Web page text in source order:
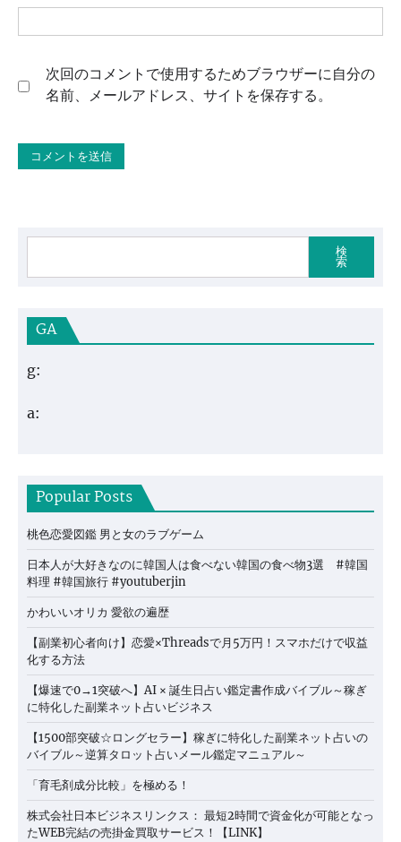
次回のコメントで使用するためブラウザーに自分の
名前、メールアドレス、サイトを保存する。
検
索
GA
g:
a:
Popular Posts
桃色恋愛図鑑 男と女のラブゲーム
日本人が大好きなのに韓国人は食べない韓国の食べ物3選 #韓国
料理 #韓国旅行 #youtuberjin
かわいいオリカ 愛欲の遍歴
【副業初心者向け】恋愛×Threadsで月5万円！スマホだけで収益
化する方法
【爆速で0→1突破へ】AI × 誕生日占い鑑定書作成バイブル～稼ぎ
に特化した副業ネット占いビジネス
【1500部突破☆ロングセラー】稼ぎに特化した副業ネット占いの
バイブル～逆算タロット占いメール鑑定マニュアル～
「育毛剤成分比較」を極める！
株式会社日本ビジネスリンクス： 最短2時間で資金化が可能となっ
たWEB完結の売掛金買取サービス！【LINK】